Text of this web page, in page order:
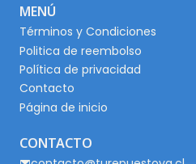
MENÚ
Términos y Condiciones
Politica de reembolso
Política de privacidad
Contacto
Página de inicio
CONTACTO